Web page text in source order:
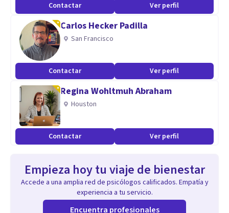
Contactar Ver perfil
Carlos Hecker Padilla
San Francisco
Contactar Ver perfil
Regina Wohltmuh Abraham
Houston
Contactar Ver perfil
Empieza hoy tu viaje de bienestar
Accede a una amplia red de psicólogos calificados. Empatía y
experiencia a tu servicio.
Encuentra profesionales